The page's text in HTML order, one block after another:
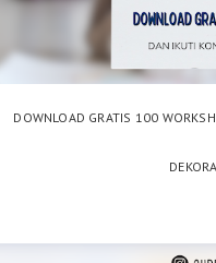
DOWNLOAD GRATIS 100